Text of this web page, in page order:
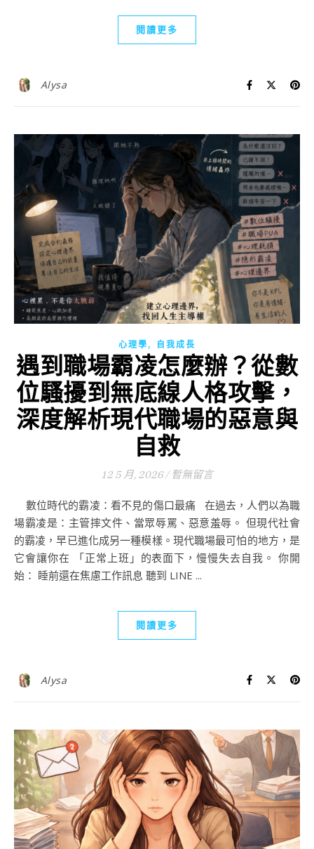
閱讀更多
Alysa
心理學, 自我成長
遇到職場霸凌怎麼辦？從數
位騷擾到無底線人格攻擊，
深度解析現代職場的惡意與
自救
12 5 月, 2026 / 暫無留言
數位時代的霸凌：看不見的傷口最痛 在過去，人們以為職
場霸凌是：主管摔文件、當眾辱罵、惡意羞辱。 但現代社會
的霸凌，早已進化成另一種模樣。現代職場最可怕的地方，是
它會讓你在 「正常上班」的表面下，慢慢失去自我。 你開
始： 睡前還在焦慮工作訊息 聽到 LINE ...
閱讀更多
Alysa